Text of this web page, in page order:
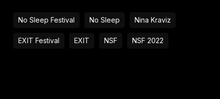
No Sleep Festival No Sleep Nina Kraviz
EXIT Festival EXIT NSF NSF 2022